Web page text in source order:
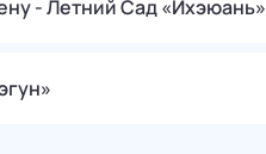
- Летний Сад «Ихэюань»